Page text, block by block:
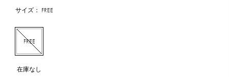
サイズ： FREE
FREE
在庫なし